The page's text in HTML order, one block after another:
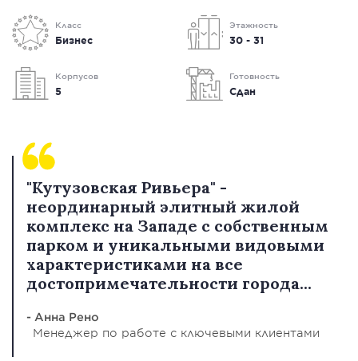
Класс
Бизнес
Этажность
30 - 31
Корпусов
5
Готовность
Сдан
"Кутузовская Ривьера" -
неординарный элитный жилой
комплекс на Западе с собственным
парком и уникальными видовыми
характеристиками на все
достопримечательности города...
- Анна Рено
Менеджер по работе с ключевыми клиентами